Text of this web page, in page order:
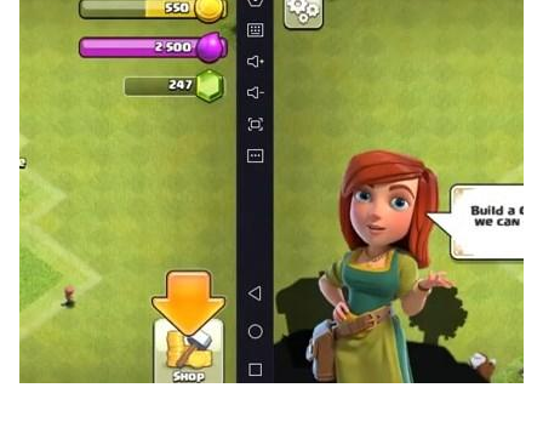
[약국]: 몸에 좋은 영양제를 먹을 수 있습니다.
[코인노래방]: 발라드나 트로트를 부를 수 있습니다.
[커피숍]: 커피를 마실 수 있습니다.
[스포츠용품점]: 간단한 알바를 할 수 있습니다.
[한우불고기집]: 불고기를 사먹을 수 있습니다.
[마트]: 신선한 야채나 과일을 살 수 있습니다.
[주유소]: 간단한 주유 알바를 할 수 있습니다.
[한푼은행]: 돈을 저축해서 이자를 받을 수 있습니다.
[한푼종합병원]: 안과진료, 치과진료를 받을 수 있습니다.
[동굴]: 반지 제작을 위해 광물을 합치는 합치기 게임을 즐길
수 있습니다.
[지하철역]: 지하철역 앞에서 구걸하거나, 산이나 바다로 갈
수 있습니다.